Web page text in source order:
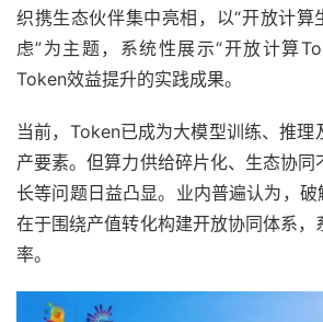
织携生态伙伴集中亮相，以“开放计算
虑”为主题，系统性展示“开放计算
Token效益提升的实践成果。
当前，Token已成为大模型训练、推理
产要素。但算力供给碎片化、生态协同
长等问题日益凸显。业内普遍认为，
在于围绕产值转化构建开放协同体系，
率。